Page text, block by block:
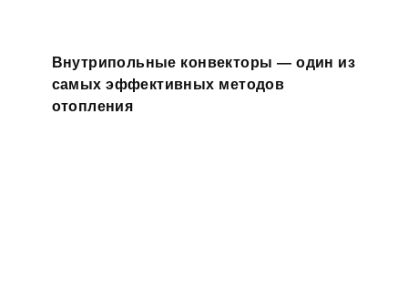
Внутрипольные конвекторы — один из
самых эффективных методов
отопления